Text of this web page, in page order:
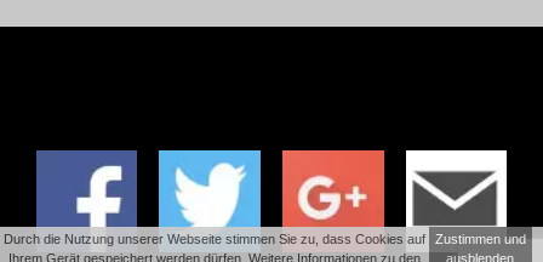
Durch die Nutzung unserer Webseite stimmen Sie zu, dass Cookies auf
Ihrem Gerät gespeichert werden dürfen. Weitere Informationen zu den
Zustimmen und
ausblenden